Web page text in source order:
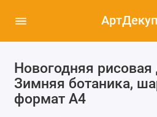
Новогодняя
Зимняя ботаника,
формат А4